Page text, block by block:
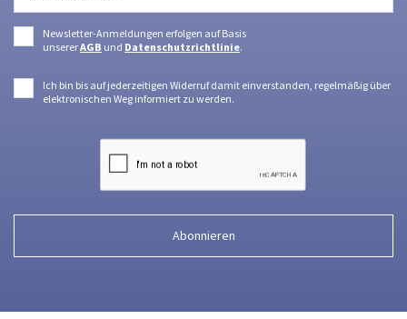
Newsletter-Anmeldungen erfolgen auf Basis
unsererAGB und Datenschutzrichtlinie.
Ich bin bis auf jederzeitigen Widerruf damit einverstanden, regelmäßig über
elektronischen Weg informiert zu werden.
Abonnieren